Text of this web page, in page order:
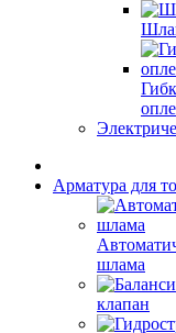
Арматура для
шлама
клапан